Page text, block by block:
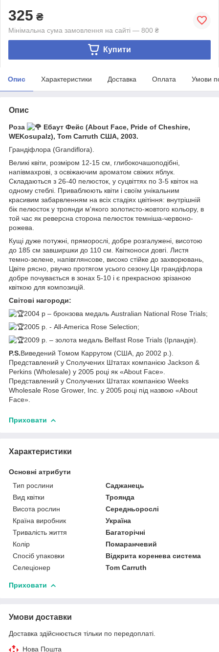
325 ₴
Мінімальна сума замовлення на сайті — 800 ₴
Купити
Опис Характеристики Доставка Оплата Умови
Опис
Роза
Ебаут Фейс (About Face, Pride of Cheshire,
WEKosupalz), Tom Carruth США, 2003.
Грандіфлора (Grandiflora).
Великі квіти, розміром 12-15 см, глибокочашоподібні,
напівмахрові, з освіжаючим ароматом свіжих яблук.
Складаються з 26-40 пелюсток, у суцвіттях по 3-5 квіток на
одному стеблі. Приваблюють квіти і своїм унікальним
красивим забарвленням на всіх стадіях цвітіння: внутрішній
бік пелюсток у троянди м'якого золотисто-жовтого кольору, в
той час як реверсна сторона пелюсток темніша-червоно-
рожева.
Кущі дуже потужні, пряморослі, добре розгалужені, висотою
до 185 см завширшки до 110 см. Квітконоси довгі. Листя
темно-зелене, напівглянсове, високо стійке до захворювань,
Цвіте рясно, рвучко протягом усього сезону.Ця грандіфлора
добре почувається в зонах 5-10 і є прекрасною зрізаною
квіткою для композицій.
Світові нагороди:
2004 р – бронзова медаль Australian National Rose Trials;
2005 р. - All-America Rose Selection;
2009 р. – золота медаль Belfast Rose Trials (Ірландія).
P.S.Виведений Томом Каррутом (США, до 2002 р.).
Представлений у Сполучених Штатах компанією Jackson &
Perkins (Wholesale) у 2005 році як «About Face».
Представлений у Сполучених Штатах компанією Weeks
Wholesale Rose Grower, Inc. у 2005 році під назвою «About
Face».
Приховати
Характеристики
Основні атрибути
Тип рослини
Саджанець
Вид квітки
Троянда
Висота рослин
Середньорослі
Країна виробник
Україна
Тривалість життя
Багаторічні
Колір
Помаранчевий
Спосіб упаковки
Відкрита коренева система
Селеціонер
Tom Carruth
Приховати
Умови доставки
Доставка здійснюється тільки по передоплаті.
Нова Пошта